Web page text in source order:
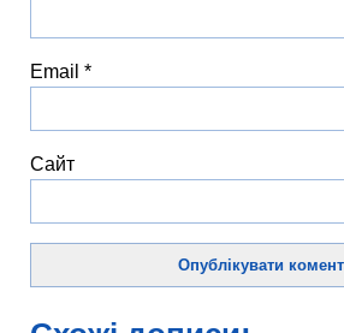
Email *
Сайт